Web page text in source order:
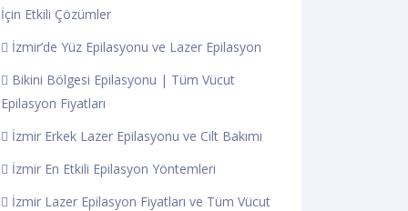
İçin Etkili Çözümler
İzmir’de Yüz Epilasyonu ve Lazer Epilasyon
Bikini Bölgesi Epilasyonu | Tüm Vücut
Epilasyon Fiyatları
İzmir Erkek Lazer Epilasyonu ve Cilt Bakımı
İzmir En Etkili Epilasyon Yöntemleri
İzmir Lazer Epilasyon Fiyatları ve Tüm Vücut